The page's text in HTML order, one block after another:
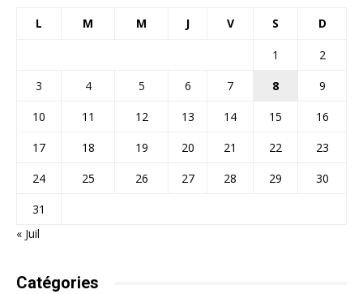
L M M J V S D
1
2
3
4 5 6 7 8
9
10
11 12 13 14 15
16
17
18 19 20 21 22
23
24
25 26 27 28 29
30
31
« Juil
Catégories